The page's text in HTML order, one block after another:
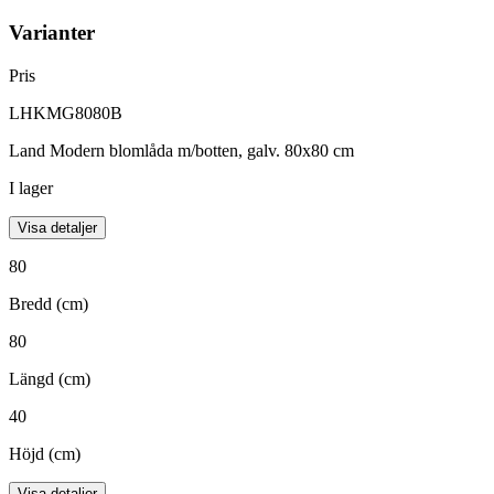
Varianter
Pris
LHKMG8080B
Land Modern blomlåda m/botten, galv. 80x80 cm
I lager
Visa detaljer
80
Bredd (cm)
80
Längd (cm)
40
Höjd (cm)